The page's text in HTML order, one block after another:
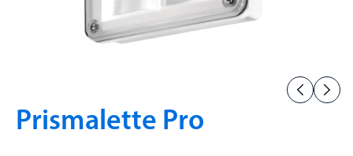
Prismalette Pro